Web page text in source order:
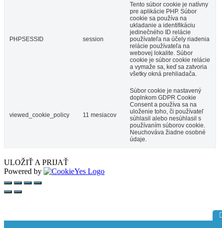
PHPSESSID session
Tento súbor cookie je natívny
pre aplikácie PHP. Súbor
cookie sa používa na
ukladanie a identifikáciu
jedinečného ID relácie
používateľa na účely riadenia
relácie používateľa na
webovej lokalite. Súbor
cookie je súbor cookie relácie
a vymaže sa, keď sa zatvoria
všetky okná prehliadača.
viewed_cookie_policy 11 mesiacov
Súbor cookie je nastavený
doplnkom GDPR Cookie
Consent a používa sa na
uloženie toho, či používateľ
súhlasil alebo nesúhlasil s
používaním súborov cookie.
Neuchováva žiadne osobné
údaje.
ULOŽIŤ A PRIJAŤ
Powered by